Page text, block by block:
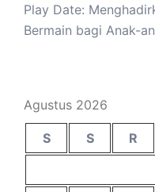
Play Date:
Bermain bagi Anak-
Agustus 2026
S S R